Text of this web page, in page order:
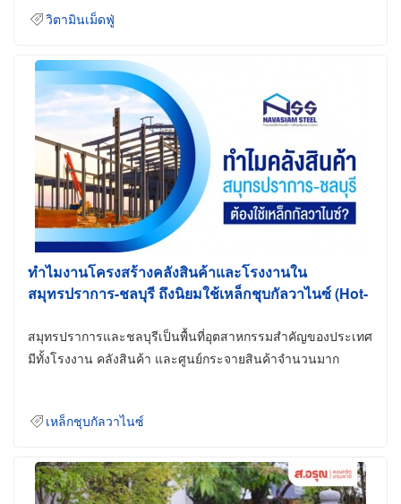
วิตามินเม็ดฟู่
ทำไมงานโครงสร้างคลังสินค้าและโรงงานใน
สมุทรปราการ-ชลบุรี ถึงนิยมใช้เหล็กชุบกัลวาไนซ์ (Hot-
สมุทรปราการและชลบุรีเป็นพื้นที่อุตสาหกรรมสำคัญของประเทศ
มีทั้งโรงงาน คลังสินค้า และศูนย์กระจายสินค้าจำนวนมาก
เหล็กชุบกัลวาไนซ์